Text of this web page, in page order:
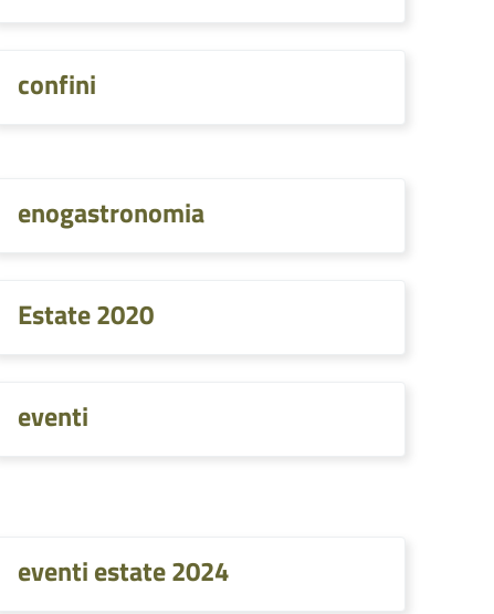
confini
enogastronomia
Estate 2020
eventi
eventi estate 2024